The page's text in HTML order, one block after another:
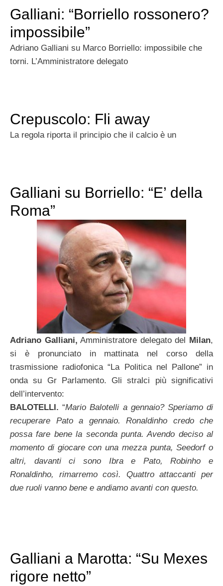
Galliani: “Borriello rossonero?
impossibile”
Adriano Galliani su Marco Borriello: impossibile che
torni. L’Amministratore delegato
Crepuscolo: Fli away
La regola riporta il principio che il calcio è un
Galliani su Borriello: “E’ della
Roma”
Adriano Galliani, Amministratore delegato del Milan,
si è pronunciato in mattinata nel corso della
trasmissione radiofonica “La Politica nel Pallone” in
onda su Gr Parlamento. Gli stralci più significativi
dell’intervento:
BALOTELLI. “Mario Balotelli a gennaio? Speriamo di
recuperare Pato a gennaio. Ronaldinho credo che
possa fare bene la seconda punta. Avendo deciso al
momento di giocare con una mezza punta, Seedorf o
altri, davanti ci sono Ibra e Pato, Robinho e
Ronaldinho, rimarremo così. Quattro attaccanti per
due ruoli vanno bene e andiamo avanti con questo.
Galliani a Marotta: “Su Mexes
rigore netto”